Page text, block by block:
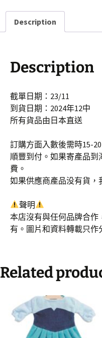
Description
Description
截單日期：23/11
到貨日期：2024年12中
所有貨品由日本直送
訂購方面入數後需時15-
順豐到付。如果寄產品
費。
如果供應商產品没有貨，
聲明
本店沒有與任何品牌合
有。圖片和資料轉載只作
Related